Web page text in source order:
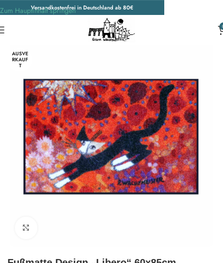
Versandkostenfrei in Deutschland ab 80€
Zum Hauptinhalt springen
Fußmatten
AUSVE
RKAUF
T